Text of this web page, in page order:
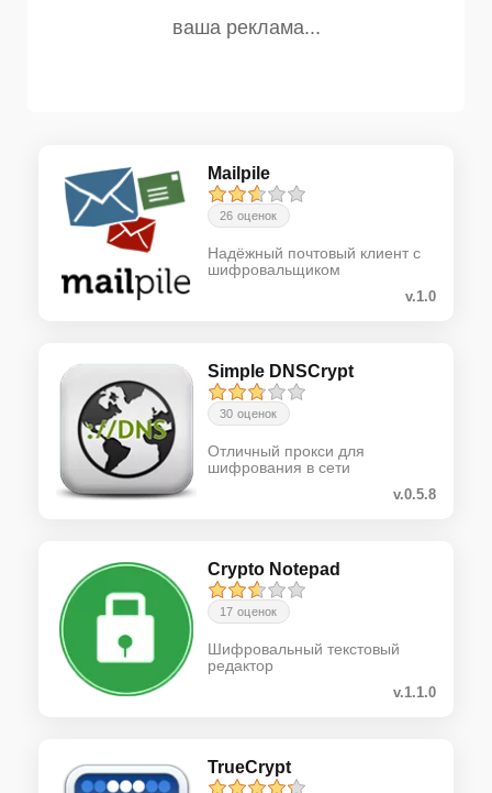
Mailpile
26 оценок
Надёжный почтовый клиент с
шифровальщиком
v.1.0
Simple DNSCrypt
30 оценок
Отличный прокси для
шифрования в сети
v.0.5.8
Crypto Notepad
17 оценок
Шифровальный текстовый
редактор
v.1.1.0
TrueCrypt